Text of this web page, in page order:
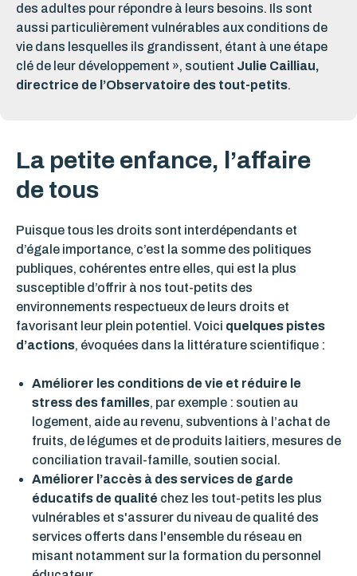
des adultes pour répondre à leurs besoins. Ils sont
aussi particulièrement vulnérables aux conditions de
vie dans lesquelles ils grandissent, étant à une étape
clé de leur développement », soutient Julie Cailliau,
directrice de l’Observatoire des tout-petits.
La petite enfance, l’affaire
de tous
Puisque tous les droits sont interdépendants et
d’égale importance, c’est la somme des politiques
publiques, cohérentes entre elles, qui est la plus
susceptible d’offrir à nos tout-petits des
environnements respectueux de leurs droits et
favorisant leur plein potentiel. Voici quelques pistes
d’actions, évoquées dans la littérature scientifique :
Améliorer les conditions de vie et réduire le
stress des familles, par exemple : soutien au
logement, aide au revenu, subventions à l’achat de
fruits, de légumes et de produits laitiers, mesures de
conciliation travail-famille, soutien social.
Améliorer l’accès à des services de garde
éducatifs de qualité chez les tout-petits les plus
vulnérables et s'assurer du niveau de qualité des
services offerts dans l'ensemble du réseau en
misant notamment sur la formation du personnel